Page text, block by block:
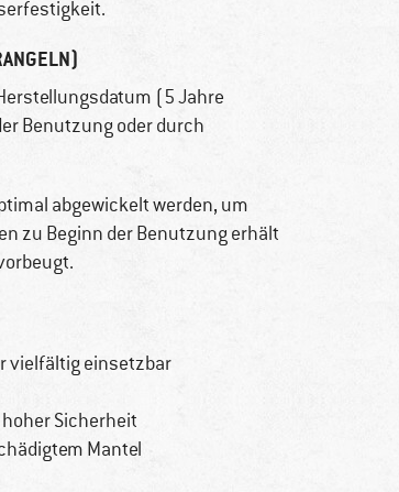
(5 Jahre
Benutzung oder durch
abgewickelt werden, um
zu Beginn der Benutzung erhält
vielfältig einsetzbar
Sicherheit
Mantel